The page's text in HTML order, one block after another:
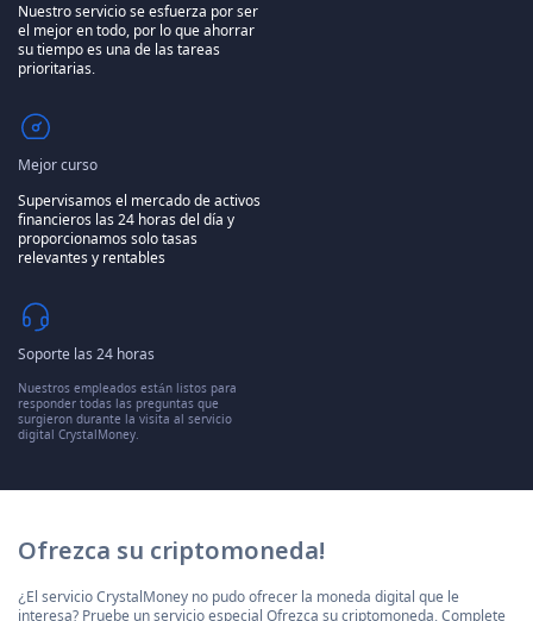
Nuestro servicio se esfuerza por ser
el mejor en todo, por lo que ahorrar
su tiempo es una de las tareas
prioritarias.
Mejor curso
Supervisamos el mercado de activos
financieros las 24 horas del día y
proporcionamos solo tasas
relevantes y rentables
Soporte las 24 horas
Nuestros empleados están listos para
responder todas las preguntas que
surgieron durante la visita al servicio
digital CrystalMoney.
Ofrezca su criptomoneda!
¿El servicio CrystalMoney no pudo ofrecer la moneda digital que le
interesa? Pruebe un servicio especial Ofrezca su criptomoneda. Complete